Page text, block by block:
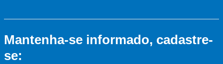
Mantenha-se informado, cadastre-
se: